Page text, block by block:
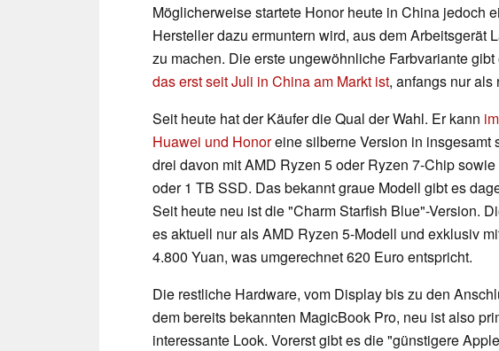
Möglicherweise startete Honor heute in China jedoch
Hersteller dazu ermuntern wird, aus dem Arbeitsgerät
zu machen. Die erste ungewöhnliche Farbvariante
das erst seit Juli in China am Markt ist, anfangs nur als
Seit heute hat der Käufer die Qual der Wahl. Er kann
Huawei und Honoreine silberne Version in insgesamt
drei davon mit AMD Ryzen 5 oder Ryzen 7-Chip
oder 1 TB SSD. Das bekannt graue Modell gibt es
Seit heute neu ist die "Charm Starfish Blue"-Version.
es aktuell nur als AMD Ryzen 5-Modell und exklusiv
4.800 Yuan, was umgerechnet 620 Euro entspricht.
Die restliche Hardware, vom Display bis zu den
dem bereits bekannten MagicBook Pro, neu ist also
interessante Look. Vorerst gibt es die "günstigere